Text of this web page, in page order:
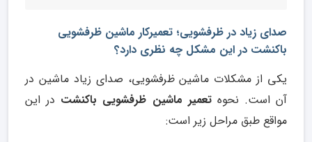
صدای زیاد در ظرفشویی؛ تعمیرکار ماشین ظرفشویی
باکنشت در این مشکل چه نظری دارد؟
یکی از مشکلات ماشین ظرفشویی، صدای زیاد ماشین در
آن است. نحوه تعمیر ماشین ظرفشویی باکنشت در این
مواقع طبق مراحل زیر است: